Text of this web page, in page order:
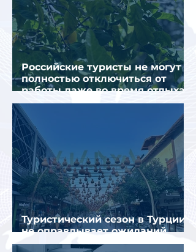
Российские туристы не могут
полностью отключиться от
работы даже во время отдыха
в Турции
Туристический сезон в Турции
не оправдывает ожиданий
отрасли